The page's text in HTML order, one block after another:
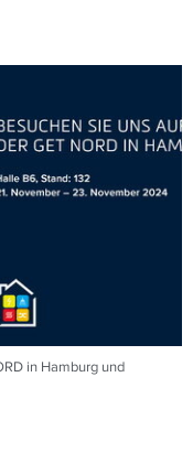
in Hamburg und